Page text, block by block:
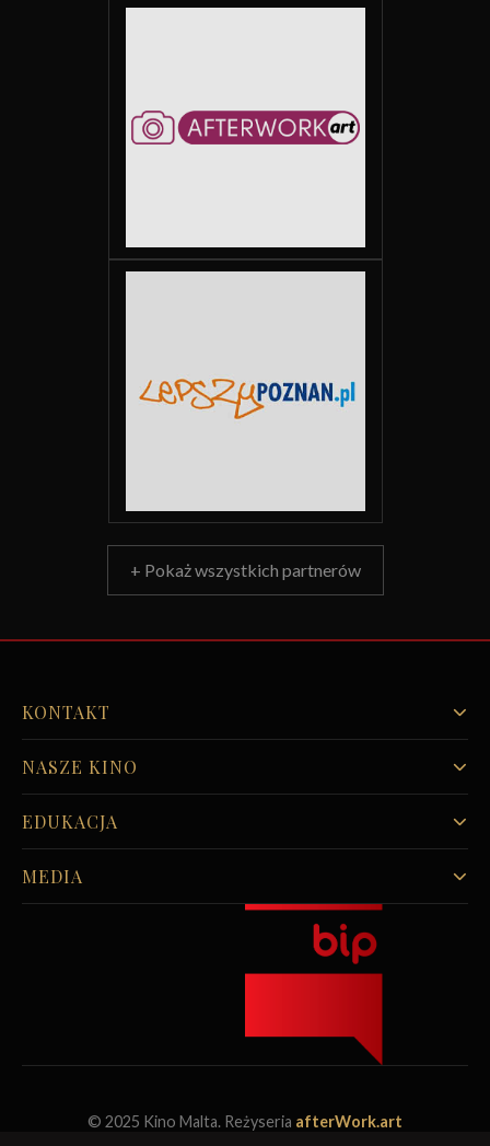
+ Pokaż wszystkich partnerów
KONTAKT
NASZE KINO
EDUKACJA
MEDIA
© 2025 Kino Malta. Reżyseria afterWork.art